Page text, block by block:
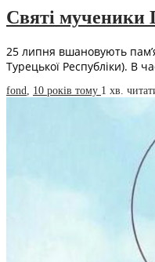
Святі мученики
25 липня вшановують
Турецької Республіки). В
fond 10 років тому 1 хв.